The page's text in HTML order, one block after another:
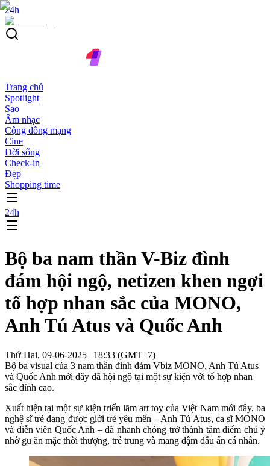
24h
Trang chủ
Spotlight
Sao
Âm nhạc
Cộng đồng mạng
Cine
Đời sống
Check-in
Đẹp
Shopping time
24h
Bộ ba nam thần V-Biz đình
đám hội ngộ, netizen khen ngợi
tổ hợp nhan sắc của MONO,
Anh Tú Atus và Quốc Anh
Thứ Hai, 09-06-2025 | 18:33 (GMT+7)
Bộ ba visual của 3 nam thần đình đám Vbiz MONO, Anh Tú Atus
và Quốc Anh mới đây đã hội ngộ tại một sự kiện với tổ hợp nhan
sắc đỉnh cao.
Xuất hiện tại một sự kiện triển lãm art toy của Việt Nam mới đây, ba
nghệ sĩ trẻ đang được giới trẻ yêu mến – Anh Tú Atus, ca sĩ MONO
và diễn viên Quốc Anh – đã nhanh chóng trở thành tâm điểm chú ý
nhờ gu ăn mặc thời thượng, trẻ trung và mang đậm dấu ấn cá nhân.